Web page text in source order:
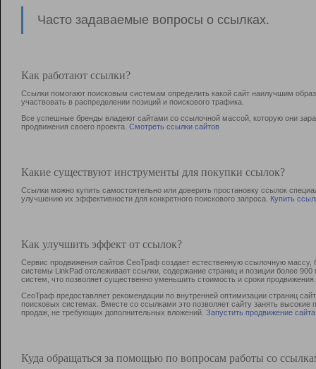
Часто задаваемые вопросы о ссылках.
Как работают ссылки?
Ссылки помогают поисковым системам определить какой сайт наилучшим
участвовать в раcпределении позиций и поискового трафика.
Все успешные бренды владеют сайтами со ссылочной массой, которую они
продвижения своего проекта. Смотреть ссылки сайтов
Какие существуют инструменты для покупки ссылок?
Ссылки можно купить самостоятельно или доверить простановку ссылок
улучшению их эффективности для конкретного поискового запроса. Купить
Как улучшить эффект от ссылок?
Сервис продвижения сайтов СеоТраф создает естественную ссылочную
системы LinkPad отслеживает ссылки, содержание страниц и позиции более
систем, что позволяет существенно уменьшить стоимость и сроки продвижения.
СеоТраф предоставляет рекомендации по внутренней оптимизации страниц
поисковых системах. Вместе со ссылками это позволяет сайту занять
продаж, не требующих дополнительных вложений. Запустить продвижение сайта
Куда обращаться за помощью по вопросам работы со